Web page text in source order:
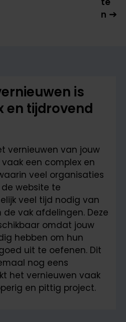
n
is
en tijdrovend
vernieuwen van jouw
een complex en
veel organisaties
de website te
veel tijd nodig van
vak afdelingen. Deze
omdat jouw
hebben om hun
uit te oefenen. Dit
nog eens
het vernieuwen vaak
en pittig project.